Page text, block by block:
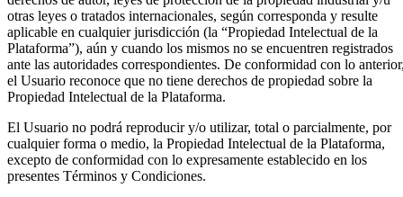
otras leyes o tratados internacionales, según corresponda y resulte
aplicable en cualquier jurisdicción (la “Propiedad Intelectual de la
Plataforma”), aún y cuando los mismos no se encuentren registrados
ante las autoridades correspondientes. De conformidad con lo
el Usuario reconoce que no tiene derechos de propiedad sobre la
Propiedad Intelectual de la Plataforma.
El Usuario no podrá reproducir y/o utilizar, total o parcialmente, por
cualquier forma o medio, la Propiedad Intelectual de la Plataforma,
excepto de conformidad con lo expresamente establecido en los
presentes Términos y Condiciones.